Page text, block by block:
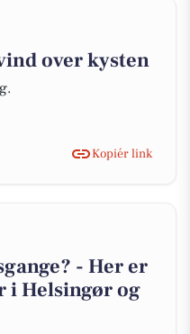
over kysten
Kopiér link
- Her er
i Helsingør og